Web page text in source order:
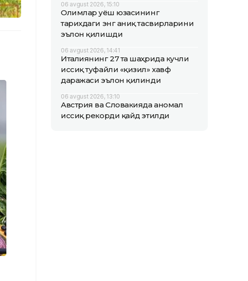
06 avgust 2026, 15:10
Олимлар Қуёш юзасининг
тарихдаги энг аниқ тасвирларини
эълон қилишди
06 avgust 2026, 14:41
Италиянинг 27 та шаҳрида кучли
иссиқ туфайли «қизил» хавф
даражаси эълон қилинди
06 avgust 2026, 13:10
Австрия ва Словакияда аномал
иссиқ рекорди қайд этилди